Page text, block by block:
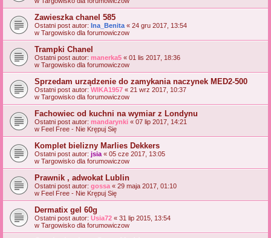
Zawieszka chanel 585
Ostatni post autor: Ina_Benita « 24 gru 2017, 13:54
w Targowisko dla forumowiczow
Trampki Chanel
Ostatni post autor: manerka5 « 01 lis 2017, 18:36
w Targowisko dla forumowiczow
Sprzedam urządzenie do zamykania naczynek MED2-500
Ostatni post autor: WIKA1957 « 21 wrz 2017, 10:37
w Targowisko dla forumowiczow
Fachowiec od kuchni na wymiar z Londynu
Ostatni post autor: mandarynki « 07 lip 2017, 14:21
w Feel Free - Nie Krępuj Się
Komplet bielizny Marlies Dekkers
Ostatni post autor: jsia « 05 cze 2017, 13:05
w Targowisko dla forumowiczow
Prawnik , adwokat Lublin
Ostatni post autor: gossa « 29 maja 2017, 01:10
w Feel Free - Nie Krępuj Się
Dermatix gel 60g
Ostatni post autor: Usia72 « 31 lip 2015, 13:54
w Targowisko dla forumowiczow